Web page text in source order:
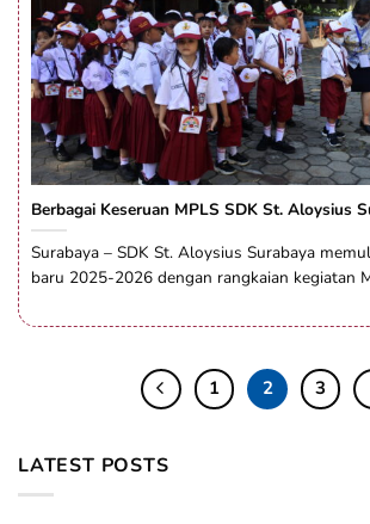
Berbagai Keseruan MPLS SDK St. Aloysius
Surabaya – SDK St. Aloysius Surabaya
baru 2025-2026 dengan rangkaian kegiatan
1 2 3
LATEST POSTS